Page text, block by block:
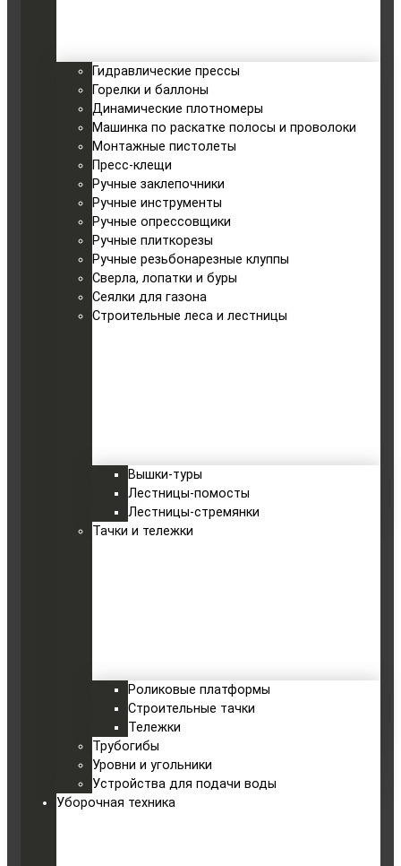
Гидравлические прессы
Горелки и баллоны
Динамические плотномеры
Машинка по раскатке полосы и проволоки
Монтажные пистолеты
Пресс-клещи
Ручные заклепочники
Ручные инструменты
Ручные опрессовщики
Ручные плиткорезы
Ручные резьбонарезные клуппы
Сверла, лопатки и буры
Сеялки для газона
Строительные леса и лестницы
Вышки-туры
Лестницы-помосты
Лестницы-стремянки
Тачки и тележки
Роликовые платформы
Строительные тачки
Тележки
Трубогибы
Уровни и угольники
Устройства для подачи воды
Уборочная техника